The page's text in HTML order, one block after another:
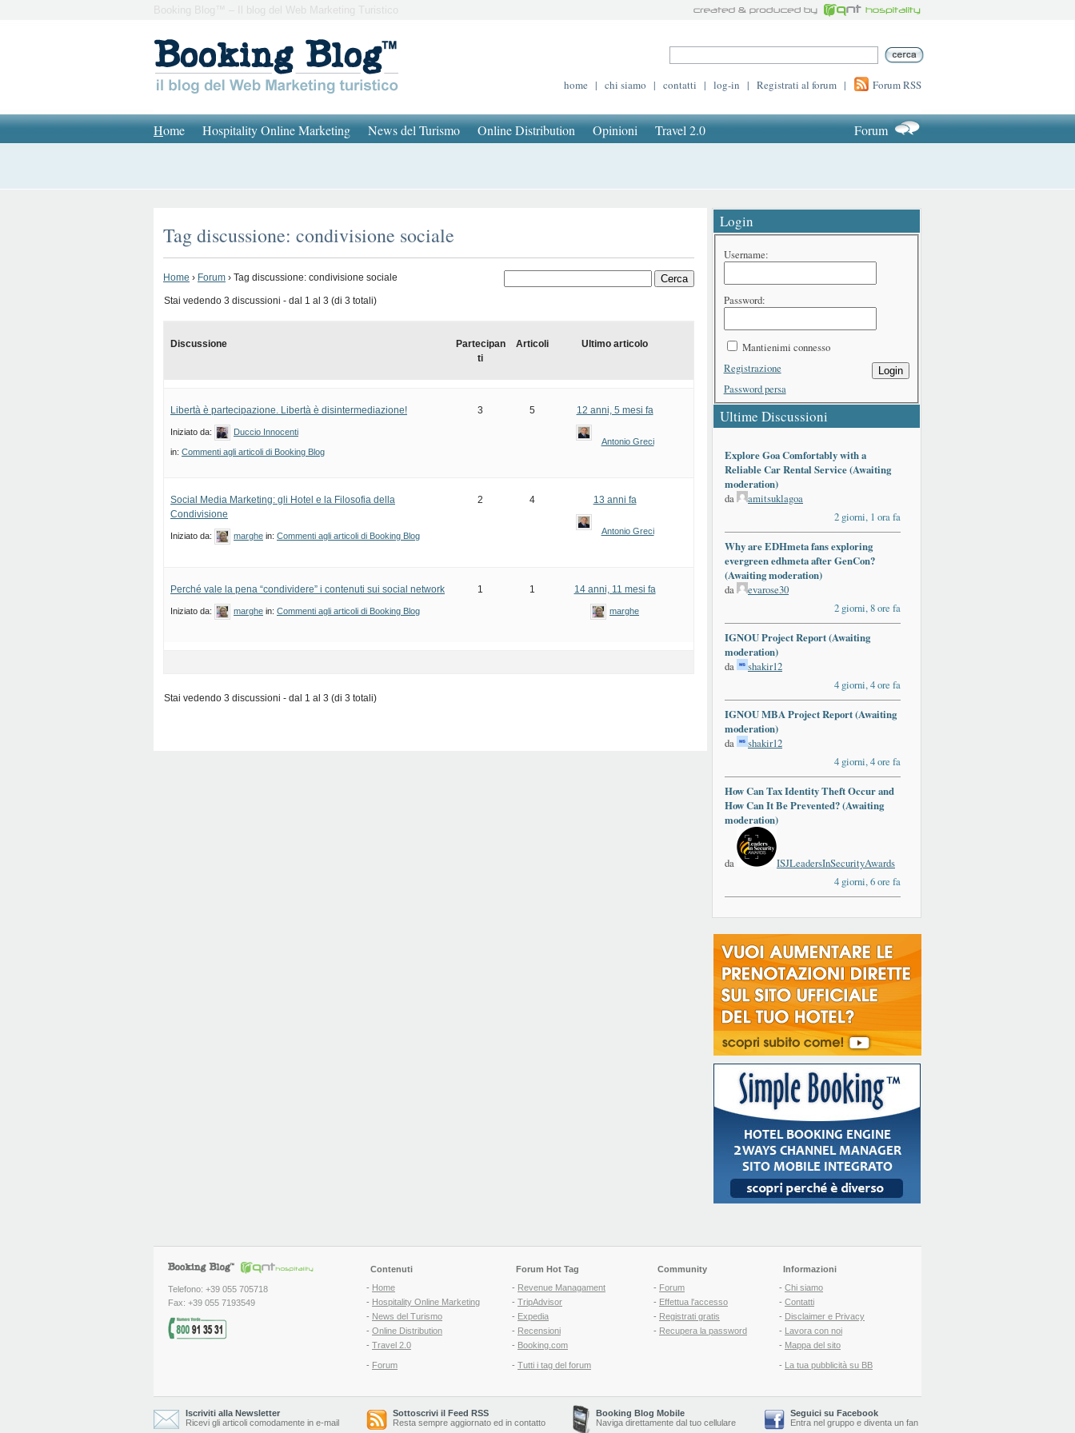
Booking Blog™ – Il blog del Web Marketing Turistico
home | chi siamo | contatti | log-in | Registrati al forum | Forum RSS
Home Hospitality Online Marketing News del Turismo Online Distribution Opinioni Travel 2.0 Forum
Tag discussione: condivisione sociale
Home › Forum › Tag discussione: condivisione sociale
Stai vedendo 3 discussioni - dal 1 al 3 (di 3 totali)
Discussione
Partecipan
ti
Articoli Ultimo articolo
Libertà è partecipazione. Libertà è disintermediazione!
Iniziato da: Duccio Innocenti
in: Commenti agli articoli di Booking Blog
3 5 12 anni, 5 mesi fa
Antonio Greci
Social Media Marketing: gli Hotel e la Filosofia della
Condivisione
Iniziato da: marghe in: Commenti agli articoli di Booking Blog
2 4 13 anni fa
Antonio Greci
Perché vale la pena “condividere” i contenuti sui social network
Iniziato da: marghe in: Commenti agli articoli di Booking Blog
1 1 14 anni, 11 mesi fa
marghe
Stai vedendo 3 discussioni - dal 1 al 3 (di 3 totali)
Login
Username:
Password:
Mantienimi connesso
Login
Registrazione
Password persa
Ultime Discussioni
Explore Goa Comfortably with a
Reliable Car Rental Service (Awaiting
moderation)
da
amitsuklagoa
2 giorni, 1 ora fa
Why are EDHmeta fans exploring
evergreen edhmeta after GenCon?
(Awaiting moderation)
da
evarose30
2 giorni, 8 ore fa
IGNOU Project Report (Awaiting
moderation)
da
shakir12
4 giorni, 4 ore fa
IGNOU MBA Project Report (Awaiting
moderation)
da
shakir12
4 giorni, 4 ore fa
How Can Tax Identity Theft Occur and
How Can It Be Prevented? (Awaiting
moderation)
da
ISJLeadersInSecurityAwards
4 giorni, 6 ore fa
Telefono: +39 055 705718
Fax: +39 055 7193549
Contenuti
- Home
- Hospitality Online Marketing
- News del Turismo
- Online Distribution
- Travel 2.0
- Forum
Forum Hot Tag
- Revenue Managament
- TripAdvisor
- Expedia
- Recensioni
- Booking.com
- Tutti i tag del forum
Community
- Forum
- Effettua l'accesso
- Registrati gratis
- Recupera la password
Informazioni
- Chi siamo
- Contatti
- Disclaimer e Privacy
- Lavora con noi
- Mappa del sito
- La tua pubblicità su BB
Iscriviti alla Newsletter
Ricevi gli articoli comodamente in e-mail
Sottoscrivi il Feed RSS
Resta sempre aggiornato ed in contatto
Booking Blog Mobile
Naviga direttamente dal tuo cellulare
Seguici su Facebook
Entra nel gruppo e diventa un fan